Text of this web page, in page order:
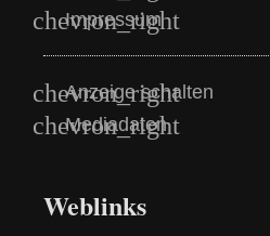
Impressum
Anzeige schalten
Mediadaten
Weblinks